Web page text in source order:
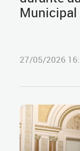
Municipal
27/05/2026